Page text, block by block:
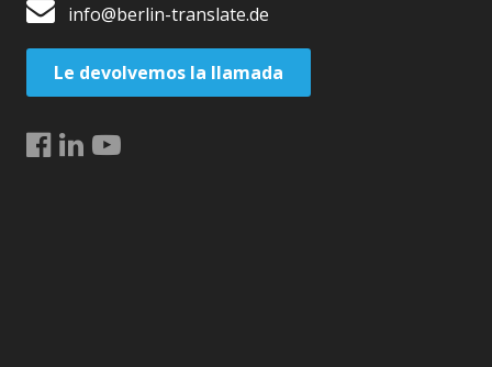
info@berlin-translate.de
Le devolvemos la llamada